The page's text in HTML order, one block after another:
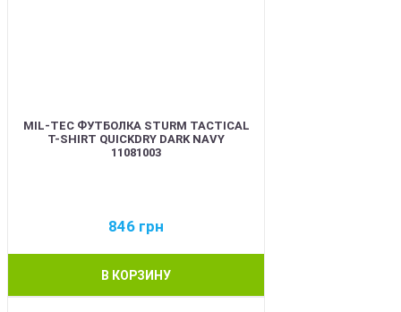
MIL-TEC ФУТБОЛКА STURM TACTICAL
T-SHIRT QUICKDRY DARK NAVY
11081003
846 грн
В КОРЗИНУ